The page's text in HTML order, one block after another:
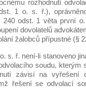
rozhodnutí
1 o. s. ř.),
240 odst. 1 věta první
dovolatelů
žalobců přípustné (§
s. ř. není-li stanoveno
soudu, kterým
závisí na vyřešení
řešení se odvolací